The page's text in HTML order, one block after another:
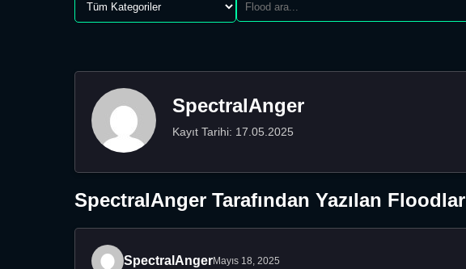
SpectralAnger
Kayıt Tarihi: 17.05.2025
SpectralAnger Tarafından Yazılan Floodlar
SpectralAngerMayıs 18, 2025